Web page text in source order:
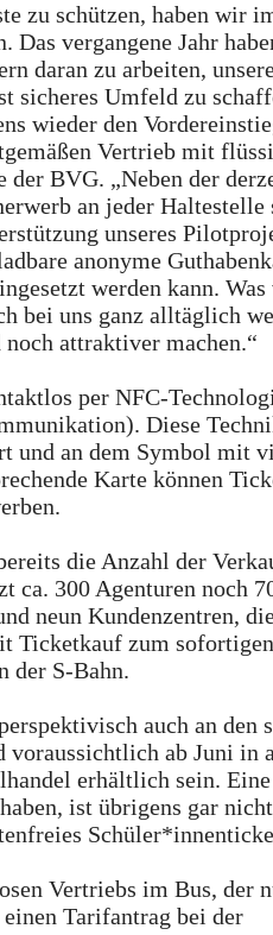
zu schützen, haben wir
Das vergangene Jahr
daran zu arbeiten,
sicheres Umfeld zu
wieder den
Vertrieb mit
der BVG. „Neben der
an jeder
unseres
anonyme
werden kann.
bei uns ganz alltäglich
attraktiver machen.“
per NFC-
Diese
an dem Symbol mit
Karte können
die Anzahl der
ca. 300 Agenturen noch
neun Kundenzentren,
Ticketkauf zum
der S-Bahn.
auch an den
voraussichtlich ab Juni in
erhältlich sein. Eine
ist übrigens gar
Vertriebs im Bus, der
Tarifantrag bei der